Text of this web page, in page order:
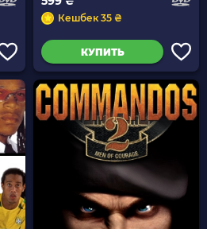
Кешбек 35 ₴
КУПИТЬ